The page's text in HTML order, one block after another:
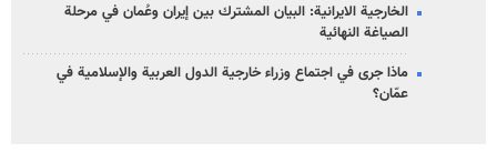
الخارجية الايرانية: البيان المشترك بين إيران وعُمان في مرحلة
الصياغة النهائية
ماذا جرى في اجتماع وزراء خارجية الدول العربية والإسلامية في
عمّان؟